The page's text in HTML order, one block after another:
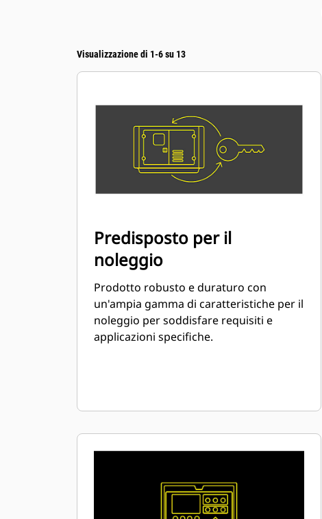
Visualizzazione di 1-6 su 13
Predisposto per il
noleggio
Prodotto robusto e duraturo con
un'ampia gamma di caratteristiche per il
noleggio per soddisfare requisiti e
applicazioni specifiche.